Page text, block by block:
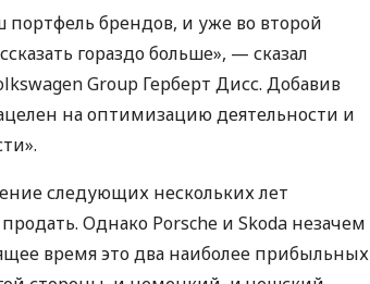
брендов, и уже во второй
гораздо больше», — сказал
Group Герберт Дисс. Добавив
на оптимизацию деятельности и
следующих нескольких лет
Однако Porsche и Skoda незачем
время это два наиболее прибыльных